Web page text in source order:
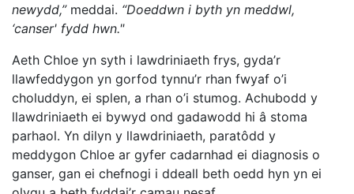
newydd,” meddai. “Doeddwn i byth yn meddwl,
‘canser' fydd hwn."
Aeth Chloe yn syth i lawdriniaeth frys, gyda’r
llawfeddygon yn gorfod tynnu’r rhan fwyaf o’i
choluddyn, ei splen, a rhan o’i stumog. Achubodd y
llawdriniaeth ei bywyd ond gadawodd hi â stoma
parhaol. Yn dilyn y llawdriniaeth, paratôdd y
meddygon Chloe ar gyfer cadarnhad ei diagnosis o
ganser, gan ei chefnogi i ddeall beth oedd hyn yn ei